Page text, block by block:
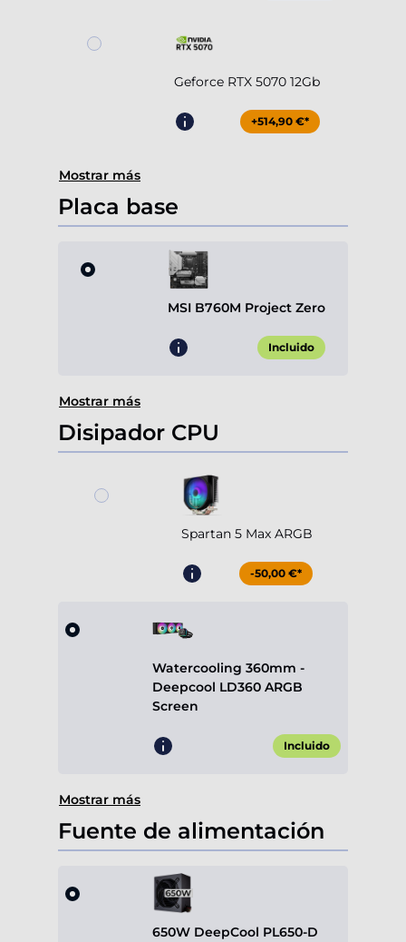
Geforce RTX 5070 12Gb
+514,90 €*
Mostrar más
Placa base
MSI B760M Project Zero
Incluido
Mostrar más
Disipador CPU
Spartan 5 Max ARGB
-50,00 €*
Watercooling 360mm -
Deepcool LD360 ARGB
Screen
Incluido
Mostrar más
Fuente de alimentación
650W DeepCool PL650-D